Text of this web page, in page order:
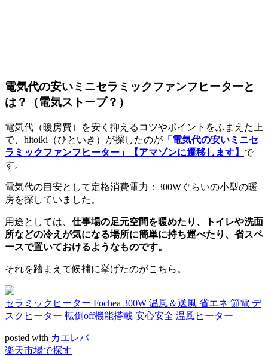
電気代の安いミニセラミックファンフヒーターと
は？（電気ストーブ？）
電気代（暖房費）を安く抑えるコツやポイントをふまえた上
で、hitoiki（ひといき）が探したのが 「電気代の安いミニセ
ラミックファンフヒーター」
【アマゾンに遷移します】 で
す。
電気代の目安として定格消費電力：300Wぐらいの小型の暖
房を探していました。
用途としては、 仕事場の足元空間を暖めたり、トイレや洗面
所などの冷えが気になる場所に簡単に持ち運べたり、省スペ
ースで置いておけるようなものです。
それを踏まえて候補に挙げたのがこちら。
セラミックヒーター Fochea 300W 温風＆送風 省エネ 節電 デ
スクヒーター 転倒off機能搭載 安心安全 温風ヒーター
posted with カエレバ
楽天市場で探す